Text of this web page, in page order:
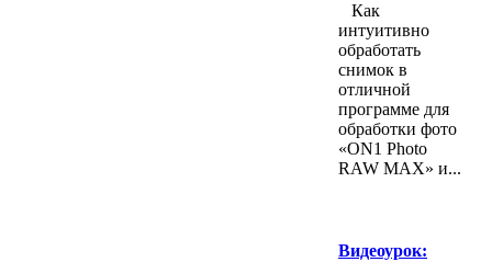
Как
интуитивно
обработать
снимок в
отличной
программе для
обработки фото
«ON1 Photo
RAW MAX» и...
Видеоурок: